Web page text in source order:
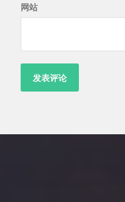
网站